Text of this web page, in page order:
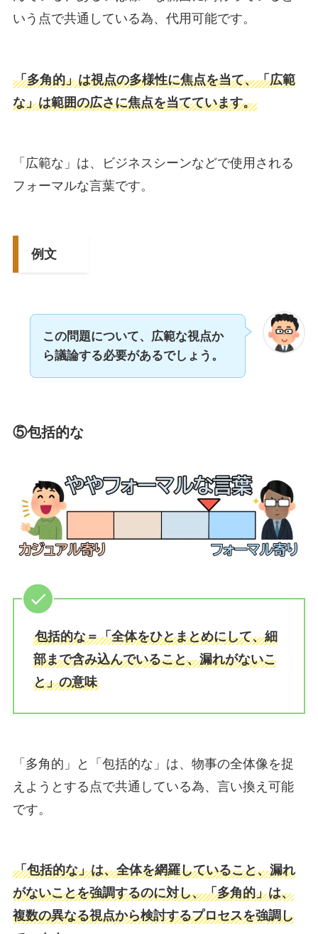
いう点で共通している為、代用可能です。
「多角的」は視点の多様性に焦点を当て、「広範
な」は範囲の広さに焦点を当てています。
「広範な」は、ビジネスシーンなどで使用される
フォーマルな言葉です。
例文
この問題について、 広範な視点か
ら議論する必要があるでしょう。
⑤包括的な
包括的な＝「全体をひとまとめにして、細
部まで含み込んでいること、漏れがないこ
と」の意味
「多角的」と「包括的な」は、物事の全体像を捉
えようとする点で共通している為、言い換え可能
です。
「包括的な」は、全体を網羅していること、漏れ
がないことを強調するのに対し、「多角的」は、
複数の異なる視点から検討するプロセスを強調し